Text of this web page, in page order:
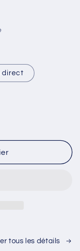
direct
tous les détails